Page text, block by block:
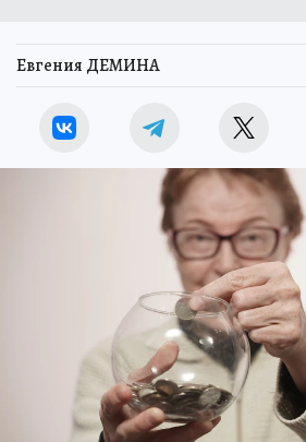
Евгения ДЕМИНА